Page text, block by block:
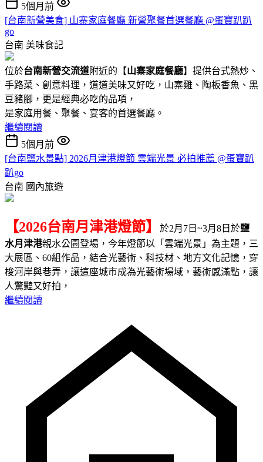
5個月前
[台南新營美食] 山寨家庭餐廳 新營聚餐首選餐廳 @蛋寶趴趴
go
台南 美味食記
位於台南新營交流道附近的【山寨家庭餐廳】提供台式熱炒、
手路菜、創意料理，道道美味又好吃，山寨雞、陶板香魚、黑
豆豬腳，更是經典必吃的品項，
是家庭用餐、聚餐、宴客的首選餐廳。
繼續閱讀
5個月前
[台南鹽水景點] 2026月津港燈節 雲端光景 必拍推薦 @蛋寶趴
趴go
台南 國內旅遊
【2026台南月津港燈節】 於2月7日~3月8日於鹽
水月津港親水公園登場，今年燈節以「雲端光景」為主題，三
大展區、60組作品，結合光藝術、科技材、地方文化記憶，穿
梭河岸與巷弄，讓這座城市成為光藝術場域，藝術感滿點，讓
人驚豔又好拍，
繼續閱讀